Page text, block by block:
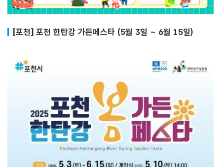
[포천] 포천 한탄강 가든페스타 (5월 3일 ~ 6월 15일)